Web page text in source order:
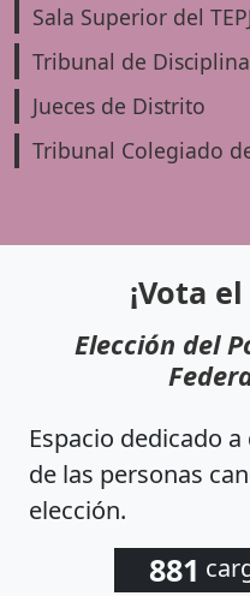
Sala Superior del
Tribunal de
Jueces de Distrito
Tribunal Colegiado
¡Vota
Elección del
Espacio dedicado
de las personas
elección.
881